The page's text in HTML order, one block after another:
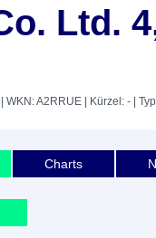
Ltd.
| WKN: A2RRUE | Kürzel: - |
Charts